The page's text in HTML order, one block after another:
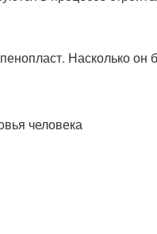
Насколько
человека